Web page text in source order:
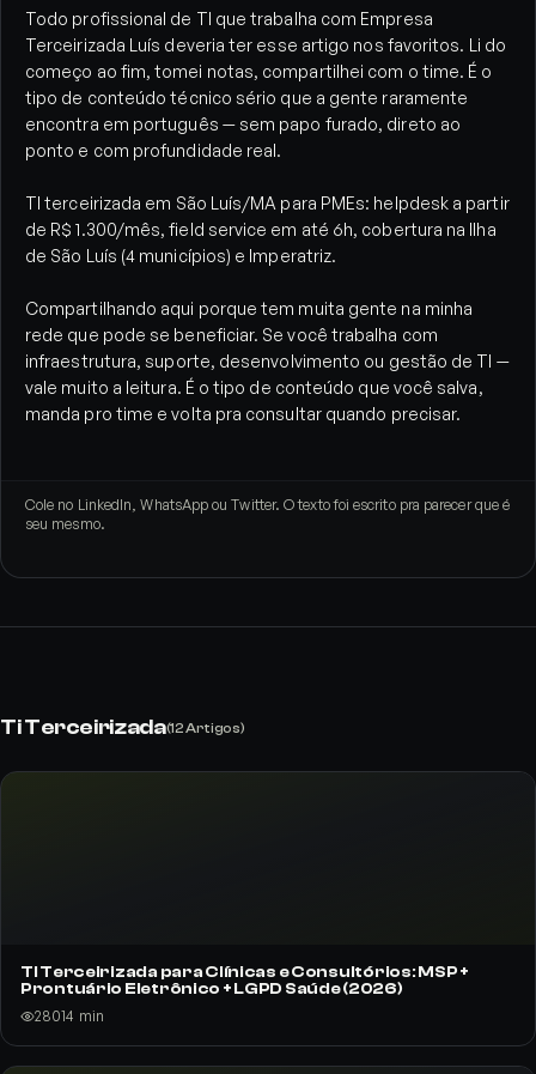
Todo profissional de TI que trabalha com Empresa
Terceirizada Luís deveria ter esse artigo nos favoritos. Li do
começo ao fim, tomei notas, compartilhei com o time. É o
tipo de conteúdo técnico sério que a gente raramente
encontra em português — sem papo furado, direto ao
ponto e com profundidade real.
TI terceirizada em São Luís/MA para PMEs: helpdesk a partir
de R$ 1.300/mês, field service em até 6h, cobertura na Ilha
de São Luís (4 municípios) e Imperatriz.
Compartilhando aqui porque tem muita gente na minha
rede que pode se beneficiar. Se você trabalha com
infraestrutura, suporte, desenvolvimento ou gestão de TI —
vale muito a leitura. É o tipo de conteúdo que você salva,
manda pro time e volta pra consultar quando precisar.
Cole no LinkedIn, WhatsApp ou Twitter. O texto foi escrito pra parecer que é
seu mesmo.
Ti Terceirizada(12Artigos)
Empresa de TI Terceirizada em Brasília
1478 min